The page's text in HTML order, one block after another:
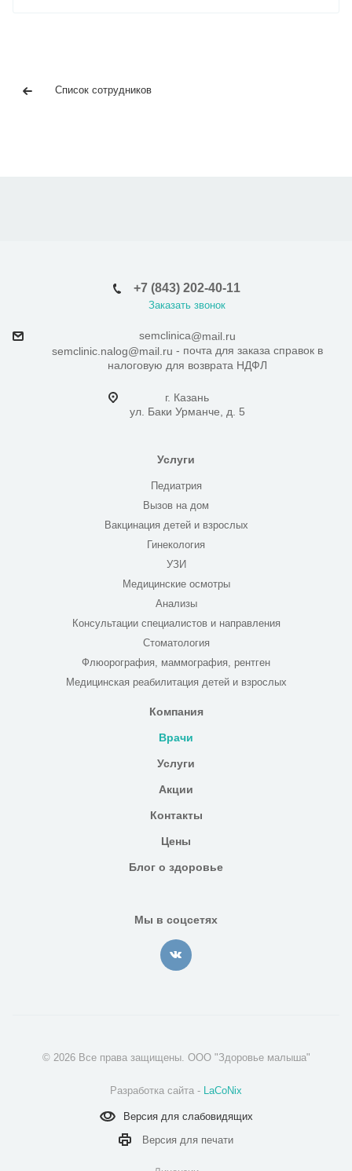
Список сотрудников
+7 (843) 202-40-11
Заказать звонок
semclinica@mail.ru
semclinic.nalog@mail.ru - почта для заказа справок в
налоговую для возврата НДФЛ
г. Казань
ул. Баки Урманче, д. 5
Услуги
Педиатрия
Вызов на дом
Вакцинация детей и взрослых
Гинекология
УЗИ
Медицинские осмотры
Анализы
Консультации специалистов и направления
Стоматология
Флюорография, маммография, рентген
Медицинская реабилитация детей и взрослых
Компания
Врачи
Услуги
Акции
Контакты
Цены
Блог о здоровье
Мы в соцсетях
© 2026 Все права защищены. ООО "Здоровье малыша"
Разработка сайта - LaCoNix
Версия дляслабовидящих
Версия для печати